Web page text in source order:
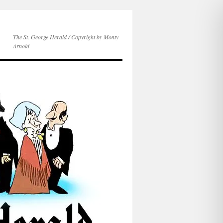
The St. George Herald / Copyright by Monty
Arnold